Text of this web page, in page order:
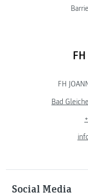
FH
Bad
Social Media